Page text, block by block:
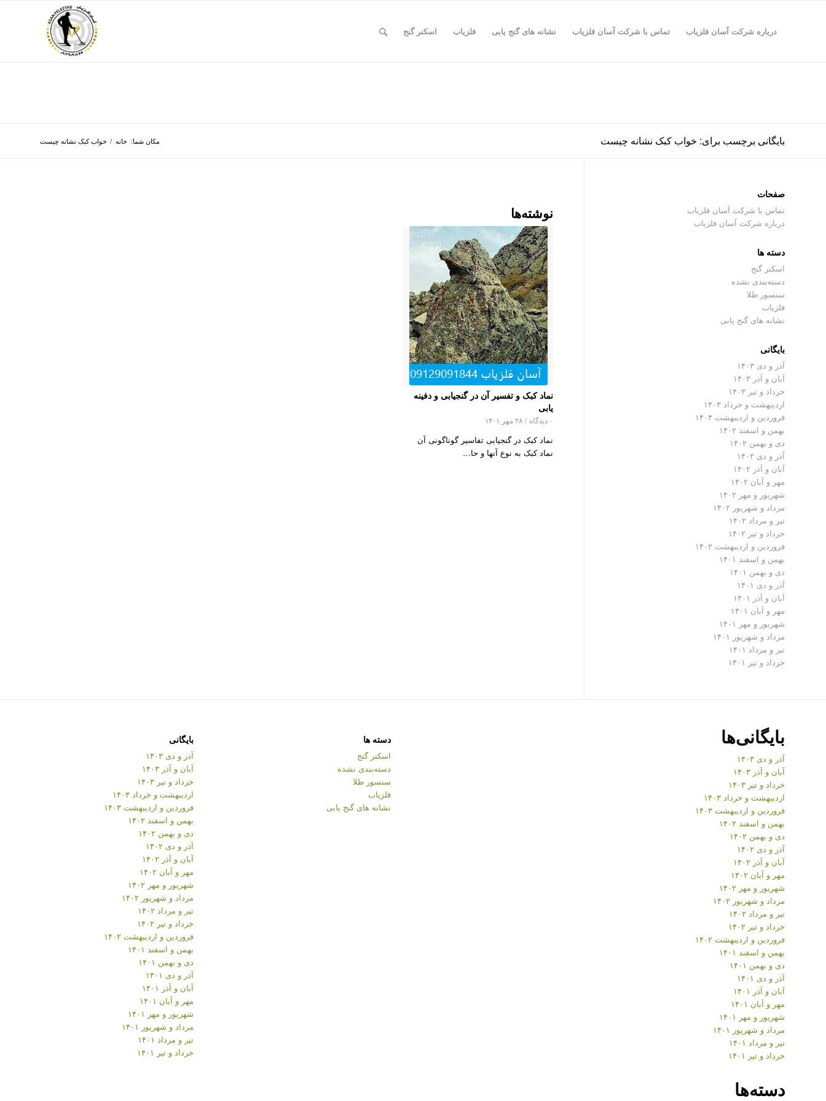
درباره شرکت آسان فلزیاب تماس با شرکت آسان فلزیاب نشانه های گنج یابی فلزیاب اسکنر گنج
بایگانی برچسب برای: خواب کبک نشانه چیست مکان شما: خانه / خواب کبک نشانه چیست
نوشته‌ها
نماد کبک و تفسیر آن در گنجیابی و دفینه
یابی
۰ دیدگاه / ۲۸ مهر ۱۴۰۱
نماد کبک در گنجیابی تفاسیر گوناگونی آن
نماد کبک به نوع آنها و حا…
صفحات
تماس با شرکت آسان فلزیاب
درباره شرکت آسان فلزیاب
دسته ها
اسکنر گنج
دسته‌بندی نشده
سنسور طلا
فلزیاب
نشانه های گنج یابی
بایگانی
آذر و دی ۱۴۰۳
آبان و آذر ۱۴۰۳
خرداد و تیر ۱۴۰۳
اردیبهشت و خرداد ۱۴۰۳
فروردین و اردیبهشت ۱۴۰۳
بهمن و اسفند ۱۴۰۲
دی و بهمن ۱۴۰۲
آذر و دی ۱۴۰۲
آبان و آذر ۱۴۰۲
مهر و آبان ۱۴۰۲
شهریور و مهر ۱۴۰۲
مرداد و شهریور ۱۴۰۲
تیر و مرداد ۱۴۰۲
خرداد و تیر ۱۴۰۲
فروردین و اردیبهشت ۱۴۰۲
بهمن و اسفند ۱۴۰۱
دی و بهمن ۱۴۰۱
آذر و دی ۱۴۰۱
آبان و آذر ۱۴۰۱
مهر و آبان ۱۴۰۱
شهریور و مهر ۱۴۰۱
مرداد و شهریور ۱۴۰۱
تیر و مرداد ۱۴۰۱
خرداد و تیر ۱۴۰۱
بایگانی‌ها
آذر و دی ۱۴۰۳
آبان و آذر ۱۴۰۳
خرداد و تیر ۱۴۰۳
اردیبهشت و خرداد ۱۴۰۳
فروردین و اردیبهشت ۱۴۰۳
بهمن و اسفند ۱۴۰۲
دی و بهمن ۱۴۰۲
آذر و دی ۱۴۰۲
آبان و آذر ۱۴۰۲
مهر و آبان ۱۴۰۲
شهریور و مهر ۱۴۰۲
مرداد و شهریور ۱۴۰۲
تیر و مرداد ۱۴۰۲
خرداد و تیر ۱۴۰۲
فروردین و اردیبهشت ۱۴۰۲
بهمن و اسفند ۱۴۰۱
دی و بهمن ۱۴۰۱
آذر و دی ۱۴۰۱
آبان و آذر ۱۴۰۱
مهر و آبان ۱۴۰۱
شهریور و مهر ۱۴۰۱
مرداد و شهریور ۱۴۰۱
تیر و مرداد ۱۴۰۱
خرداد و تیر ۱۴۰۱
دسته‌ها
دسته ها
اسکنر گنج
دسته‌بندی نشده
سنسور طلا
فلزیاب
نشانه های گنج یابی
بایگانی
آذر و دی ۱۴۰۳
آبان و آذر ۱۴۰۳
خرداد و تیر ۱۴۰۳
اردیبهشت و خرداد ۱۴۰۳
فروردین و اردیبهشت ۱۴۰۳
بهمن و اسفند ۱۴۰۲
دی و بهمن ۱۴۰۲
آذر و دی ۱۴۰۲
آبان و آذر ۱۴۰۲
مهر و آبان ۱۴۰۲
شهریور و مهر ۱۴۰۲
مرداد و شهریور ۱۴۰۲
تیر و مرداد ۱۴۰۲
خرداد و تیر ۱۴۰۲
فروردین و اردیبهشت ۱۴۰۲
بهمن و اسفند ۱۴۰۱
دی و بهمن ۱۴۰۱
آذر و دی ۱۴۰۱
آبان و آذر ۱۴۰۱
مهر و آبان ۱۴۰۱
شهریور و مهر ۱۴۰۱
مرداد و شهریور ۱۴۰۱
تیر و مرداد ۱۴۰۱
خرداد و تیر ۱۴۰۱